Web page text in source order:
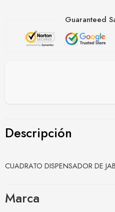
Guaranteed
Descripción
CUADRATO DISPENSADOR DE
Marca